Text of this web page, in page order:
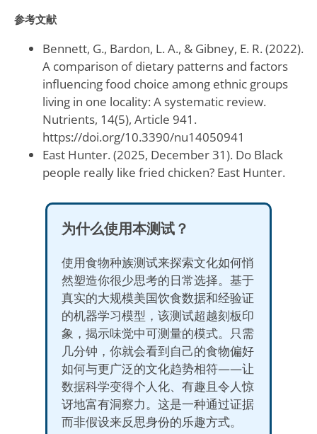
参考文献
Bennett, G., Bardon, L. A., & Gibney, E. R. (2022).
A comparison of dietary patterns and factors
influencing food choice among ethnic groups
living in one locality: A systematic review.
Nutrients, 14(5), Article 941.
https://doi.org/10.3390/nu14050941
East Hunter. (2025, December 31). Do Black
people really like fried chicken? East Hunter.
为什么使用本测试？
使用食物种族测试来探索文化如何悄
然塑造你很少思考的日常选择。基于
真实的大规模美国饮食数据和经验证
的机器学习模型，该测试超越刻板印
象，揭示味觉中可测量的模式。只需
几分钟，你就会看到自己的食物偏好
如何与更广泛的文化趋势相符——让
数据科学变得个人化、有趣且令人惊
讶地富有洞察力。这是一种通过证据
而非假设来反思身份的乐趣方式。